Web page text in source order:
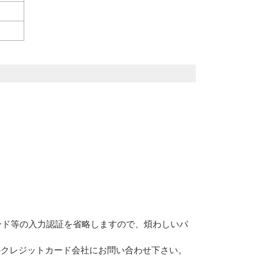
等の入力認証を省略しますので、煩わしいパ
ジットカード会社にお問い合わせ下さい。